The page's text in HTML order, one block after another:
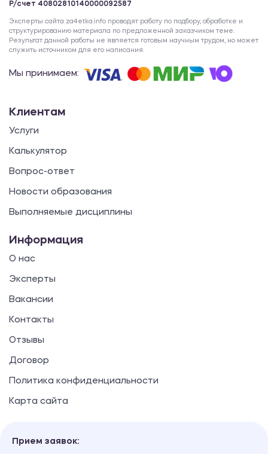
Р/счет 40802810140000092587
Эксперты сайта za4etka.info проводят работу по подбору, обработке и
структурированию материала по предложенной заказчиком теме.
Результат данной работы не является готовым научным трудом, но может
служить источником для его написания.
Мы принимаем:
Клиентам
Услуги
Калькулятор
Вопрос-ответ
Новости образования
Выполняемые дисциплины
Информация
О нас
Эксперты
Вакансии
Контакты
Отзывы
Договор
Политика конфиденциальности
Карта сайта
Прием заявок: